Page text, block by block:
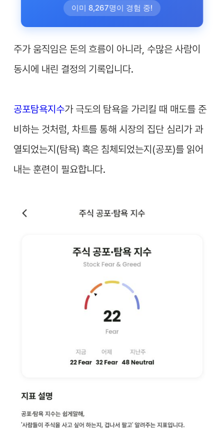
이미 8,267명이 경험 중!
주가 움직임은 돈의 흐름이 아니라, 수많은 사람이
동시에 내린 결정의 기록입니다.
공포탐욕지수가 극도의 탐욕을 가리킬 때 매도를 준
비하는 것처럼, 차트를 통해 시장의 집단 심리가 과
열되었는지(탐욕) 혹은 침체되었는지(공포)를 읽어
내는 훈련이 필요합니다.